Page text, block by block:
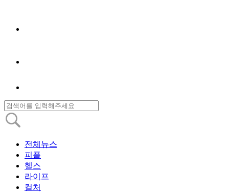
전체뉴스
피플
헬스
라이프
컬처